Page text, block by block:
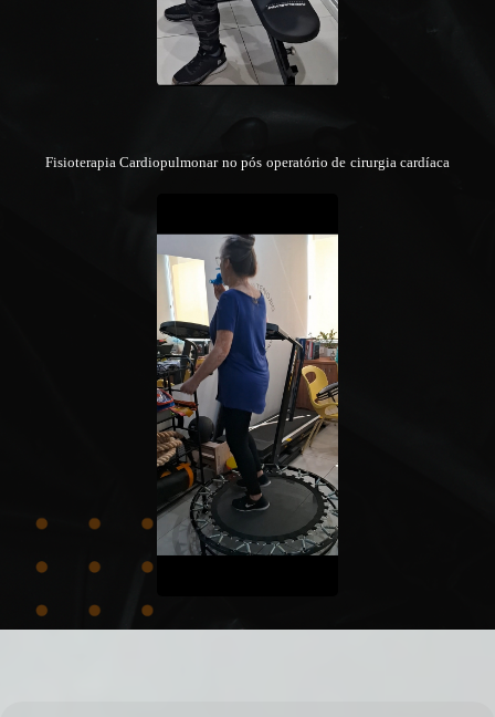
Fisioterapia Cardiopulmonar no pós operatório de cirurgia cardíaca